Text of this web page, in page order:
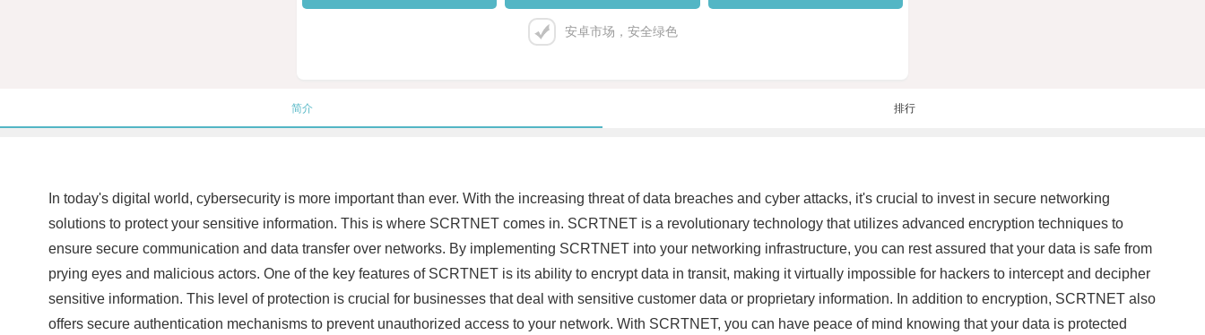
安卓市场，安全绿色
简介 排行
In today's digital world, cybersecurity is more important than ever. With the increasing threat of data breaches and cyber attacks, it's crucial to invest in secure networking
solutions to protect your sensitive information. This is where SCRTNET comes in. SCRTNET is a revolutionary technology that utilizes advanced encryption techniques to
ensure secure communication and data transfer over networks. By implementing SCRTNET into your networking infrastructure, you can rest assured that your data is safe from
prying eyes and malicious actors. One of the key features of SCRTNET is its ability to encrypt data in transit, making it virtually impossible for hackers to intercept and decipher
sensitive information. This level of protection is crucial for businesses that deal with sensitive customer data or proprietary information. In addition to encryption, SCRTNET also
offers secure authentication mechanisms to prevent unauthorized access to your network. With SCRTNET, you can have peace of mind knowing that your data is protected